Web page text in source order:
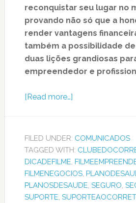
reconquistar seu lugar no
provando não só que a
render vantagens
também a possibilidade
duas lições grandiosas
empreendedor e
[Read more…]
FILED UNDER: COMUNICADOS
TAGGED WITH:
DICADEFILME,
FILMENEGOCIOS,
PLANOSDESAUDE, SEGURO,
SUPORTE,